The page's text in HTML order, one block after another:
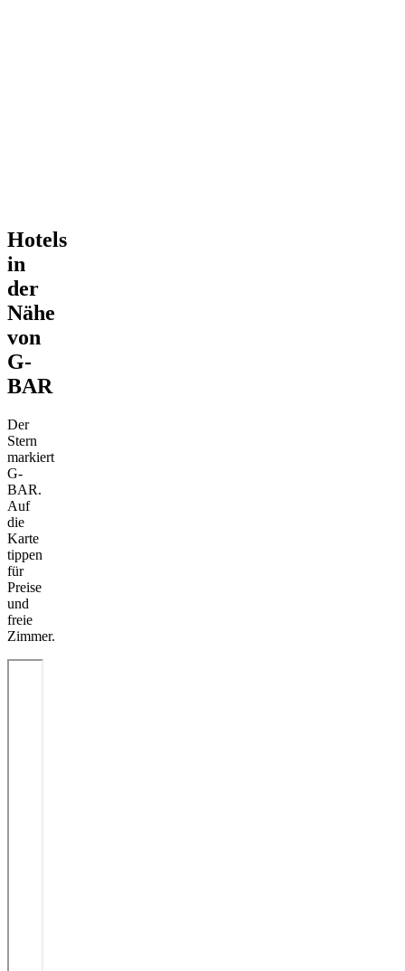
Hotels
in
der
Nähe
von
G-
BAR
Der
Stern
markiert
G-
BAR.
Auf
die
Karte
tippen
für
Preise
und
freie
Zimmer.